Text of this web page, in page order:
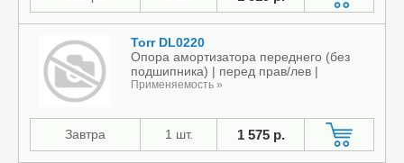
Torr DL0220
Опора амортизатора переднего (без
подшипника) | перед прав/лев |
Применяемость »
Завтра 1 шт. 1 575 р.